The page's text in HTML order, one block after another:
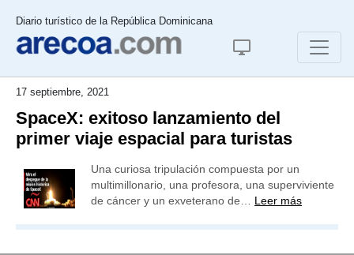
Diario turístico de la República Dominicana
17 septiembre, 2021
SpaceX: exitoso lanzamiento del
primer viaje espacial para turistas
Una curiosa tripulación compuesta por un
multimillonario, una profesora, una superviviente
de cáncer y un exveterano de… Leer más